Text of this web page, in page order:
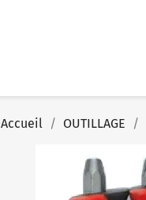
Accueil OUTILLAGE